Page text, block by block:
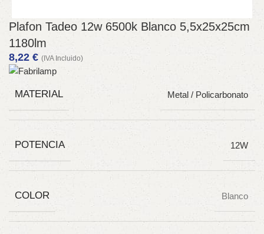
Plafon Tadeo 12w 6500k Blanco 5,5x25x25cm
1180lm
8,22 € (IVA Incluido)
MATERIAL Metal / Policarbonato
POTENCIA 12W
COLOR Blanco